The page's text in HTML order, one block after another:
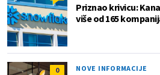
Priznao krivicu:
više od 165
0 NOVE INFORMACIJE